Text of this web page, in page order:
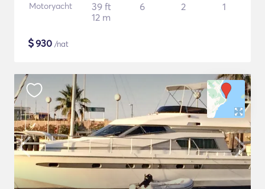
Motoryacht
39 ft
12 m
6 2 1
$930 /nat